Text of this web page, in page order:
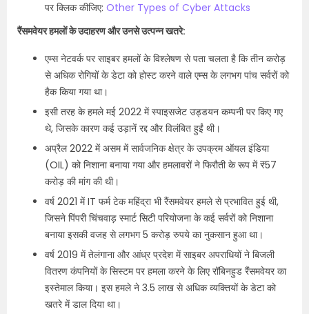
पर क्लिक कीजिए: Other Types of Cyber Attacks
रैंसमवेयर हमलों के उदाहरण और उनसे उत्पन्न खतरे:
एम्स नेटवर्क पर साइबर हमलों के विश्लेषण से पता चलता है कि तीन करोड़
से अधिक रोगियों के डेटा को होस्ट करने वाले एम्स के लगभग पांच सर्वरों को
हैक किया गया था।
इसी तरह के हमले मई 2022 में स्पाइसजेट उड्डयन कम्पनी पर किए गए
थे, जिसके कारण कई उड़ानें रद्द और विलंबित हुईं थी।
अप्रैल 2022 में असम में सार्वजनिक क्षेत्र के उपक्रम ऑयल इंडिया
(OIL) को निशाना बनाया गया और हमलावरों ने फिरौती के रूप में ₹57
करोड़ की मांग की थी।
वर्ष 2021 में IT फर्म टेक महिंद्रा भी रैंसमवेयर हमले से प्रभावित हुई थी,
जिसने पिंपरी चिंचवाड़ स्मार्ट सिटी परियोजना के कई सर्वरों को निशाना
बनाया इसकी वजह से लगभग 5 करोड़ रुपये का नुकसान हुआ था।
वर्ष 2019 में तेलंगाना और आंध्र प्रदेश में साइबर अपराधियों ने बिजली
वितरण कंपनियों के सिस्टम पर हमला करने के लिए रॉबिनहुड रैंसमवेयर का
इस्तेमाल किया। इस हमले ने 3.5 लाख से अधिक व्यक्तियों के डेटा को
खतरे में डाल दिया था।